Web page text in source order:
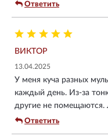
Ответить
ВИКТОР
13.04.2025
У меня куча разных
каждый день. Из-за
другие не помещаются.
Ответить